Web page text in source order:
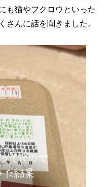
も猫やフクロウといった
さんに話を聞きました。